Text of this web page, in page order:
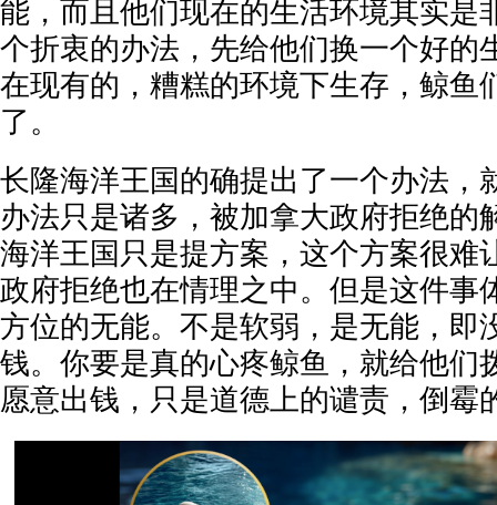
能，而且他们现在的生活环境其实是
个折衷的办法，先给他们换一个好的
在现有的，糟糕的环境下生存，鲸鱼
了。
长隆海洋王国的确提出了一个办法，
办法只是诸多，被加拿大政府拒绝的
海洋王国只是提方案，这个方案很难
政府拒绝也在情理之中。但是这件事
方位的无能。不是软弱，是无能，即
钱。你要是真的心疼鲸鱼，就给他们
愿意出钱，只是道德上的谴责，倒霉